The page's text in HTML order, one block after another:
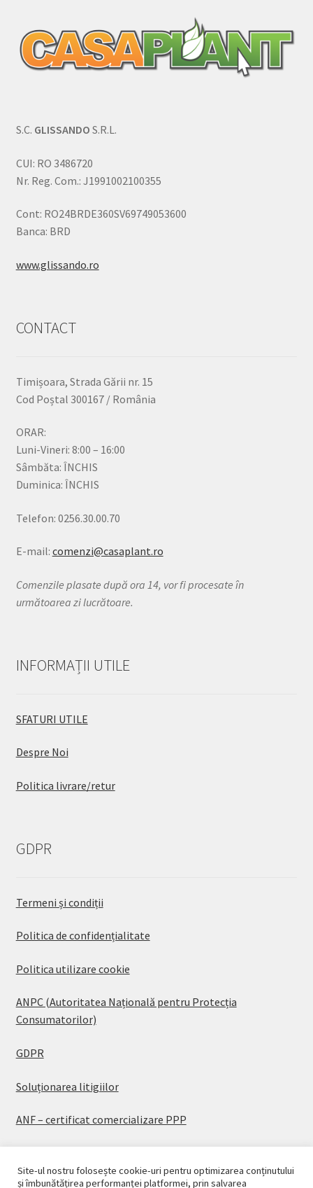
S.C. GLISSANDO S.R.L.
CUI: RO 3486720
Nr. Reg. Com.: J1991002100355
Cont: RO24BRDE360SV69749053600
Banca: BRD
www.glissando.ro
CONTACT
Timișoara, Strada Gării nr. 15
Cod Poștal 300167 / România
ORAR:
Luni-Vineri: 8:00 – 16:00
Sâmbăta: ÎNCHIS
Duminica: ÎNCHIS
Telefon: 0256.30.00.70
E-mail: comenzi@casaplant.ro
Comenzile plasate după ora 14, vor fi procesate în
următoarea zi lucrătoare.
INFORMAȚII UTILE
SFATURI UTILE
Despre Noi
Politica livrare/retur
GDPR
Termeni și condiții
Politica de confidențialitate
Politica utilizare cookie
ANPC (Autoritatea Națională pentru Protecția
Consumatorilor)
GDPR
Soluționarea litigiilor
ANF – certificat comercializare PPP
Site-ul nostru folosește cookie-uri pentru optimizarea conținutului
și îmbunătățirea performanței platformei, prin salvarea